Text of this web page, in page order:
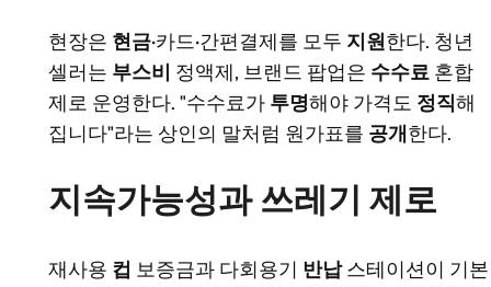
현장은 현금·카드·간편결제를 모두 지원한다. 청년
셀러는 부스비 정액제, 브랜드 팝업은 수수료 혼합
제로 운영한다. "수수료가 투명해야 가격도 정직해
집니다"라는 상인의 말처럼 원가표를 공개 한다.
지속가능성과 쓰레기 제로
재사용 컵 보증금과 다회용기 반납스테이션이 기본